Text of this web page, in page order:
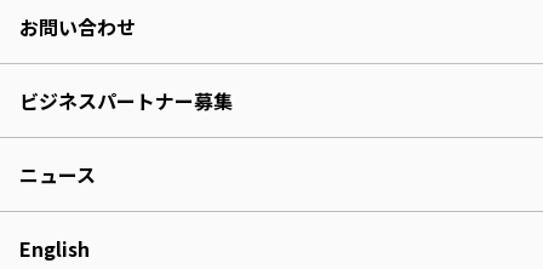
お問い合わせ
ビジネスパートナー募集
ニュース
English